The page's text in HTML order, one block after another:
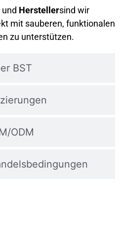
BST
ODM
und Herstellersind wir
mit sauberen, funktionalen
zu unterstützen.